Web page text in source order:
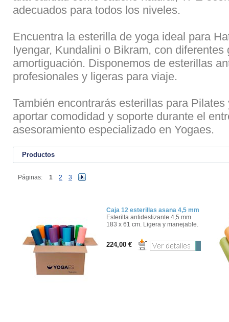
adecuados para todos los niveles.
Encuentra la esterilla de yoga ideal para
Iyengar, Kundalini o Bikram, con
amortiguación. Disponemos de esterillas
profesionales y ligeras para viaje.
También encontrarás esterillas para
aportar comodidad y soporte durante el
asesoramiento especializado en Yogaes.
Productos
Páginas: 1 2 3
Caja 12 esterillas asana 4,5 mm
Esterilla antideslizante 4,5 mm
183 x 61 cm. Ligera y manejable.
224,00 €